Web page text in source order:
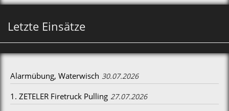
Letzte Einsätze
Alarmübung, Waterwisch 30.07.2026
1. ZETELER Firetruck Pulling 27.07.2026